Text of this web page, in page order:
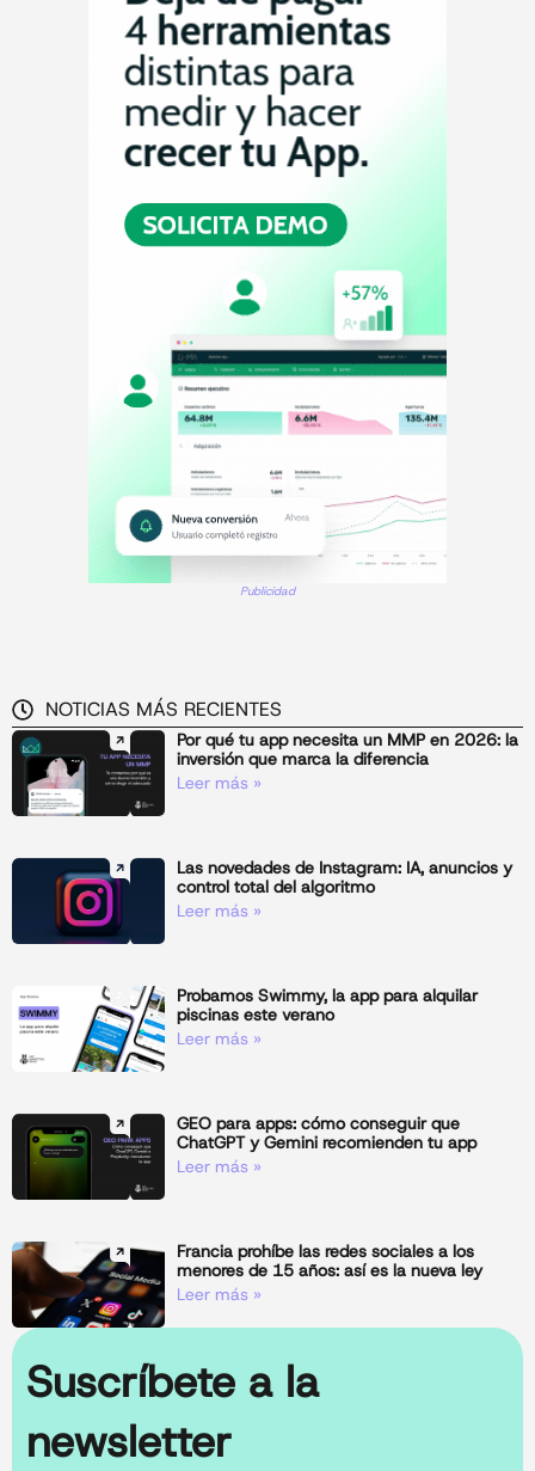
Publicidad
NOTICIAS MÁS RECIENTES
Por qué tu app necesita un MMP en 2026: la
inversión que marca la diferencia
Leer más »
Las novedades de Instagram: IA, anuncios y
control total del algoritmo
Leer más »
Probamos Swimmy, la app para alquilar
piscinas este verano
Leer más »
GEO para apps: cómo conseguir que
ChatGPT y Gemini recomienden tu app
Leer más »
Francia prohíbe las redes sociales a los
menores de 15 años: así es la nueva ley
Leer más »
Suscríbete a la
newsletter